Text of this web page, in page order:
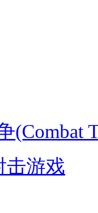
(Combat
击游戏